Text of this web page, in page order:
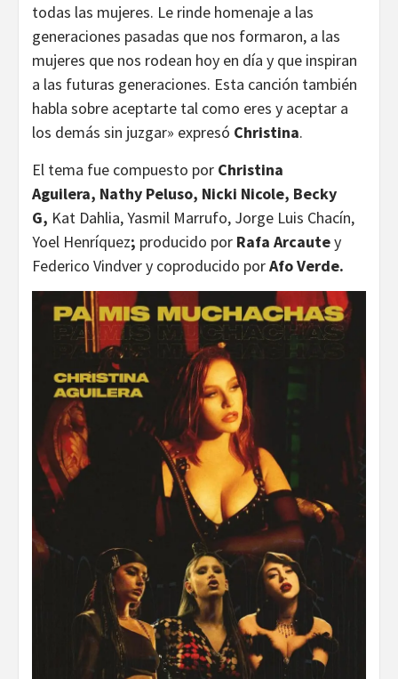
todas las mujeres. Le rinde homenaje a las
generaciones pasadas que nos formaron, a las
mujeres que nos rodean hoy en día y que inspiran
a las futuras generaciones. Esta canción también
habla sobre aceptarte tal como eres y aceptar a
los demás sin juzgar» expresó Christina.
El tema fue compuesto por Christina
Aguilera, Nathy Peluso, Nicki Nicole, Becky
G, Kat Dahlia, Yasmil Marrufo, Jorge Luis Chacín,
Yoel Henríquez; producido por Rafa Arcautey
Federico Vindver y coproducido porAfo Verde.